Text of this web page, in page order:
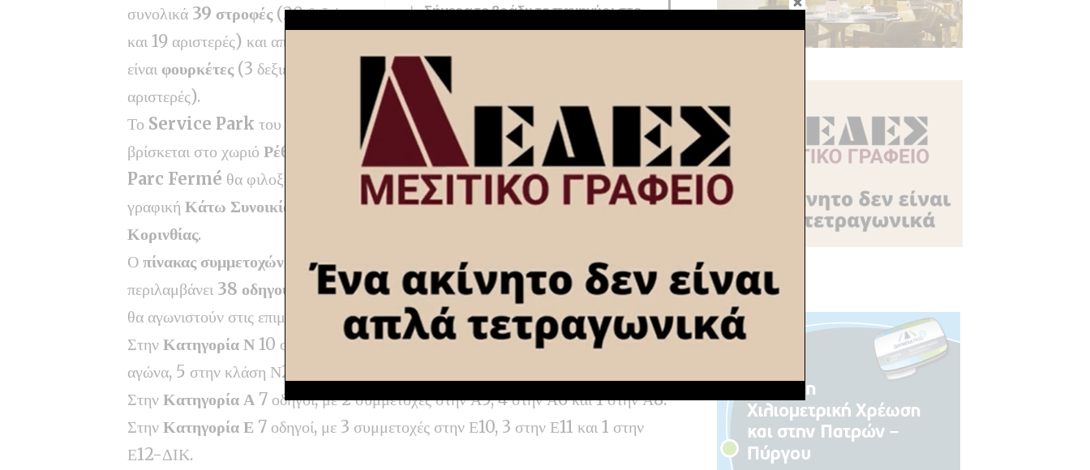
Σήμερα το βράδυ το πανηγύρι στο
Πανόραμα Φενεού
«Πορτοκαλί» συναγερμός στην
Κορινθία: Πολύ υψηλός κίνδυνος
πυρκαγιάς, αύριο Κυριακή 9/8
Έρχονται ισχυροί άνεμοι 8
μποφόρ και υψηλές θερμοκρασίες τα
επόμενα 24ωρα – Συνεδρίασε η
Επιτροπή Εκτίμησης Κινδύνου
συνολικά 39 στροφές (20 δεξιές
και 19 αριστερές) και απ’ αυτές, οι
είναι φουρκέτες (3 δεξιές και 4
αριστερές).
Το Service Park του αγώνα θα
βρίσκεται στο χωριό Ρέθι
Parc Fermé θα φιλοξενηθεί στη
γραφική Κάτω Συνοικία Τρικάλων
Κορινθίας.
Ο πίνακας συμμετοχών
περιλαμβάνει 38 οδηγούς
, οι οποίοι
θα αγωνιστούν στις επιμέρους κατηγορίες και κλάσεις…
Στην Κατηγορία Ν 10 οδηγοί, ανάμεσά τους και η μοναδική γυναίκα οδηγός του
αγώνα, 5 στην κλάση Ν2, 2 στην Ν3 και 3 στην Ν4.
Στην Κατηγορία Α 7 οδηγοί, με 2 συμμετοχές στην Α5, 4 στην Α6 και 1 στην Α8.
Στην Κατηγορία Ε 7 οδηγοί, με 3 συμμετοχές στην Ε10, 3 στην Ε11 και 1 στην
Ε12-ΔΙΚ.